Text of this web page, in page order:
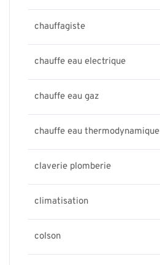
chauffagiste
chauffe eau electrique
chauffe eau gaz
chauffe eau thermodynamique
claverie plomberie
climatisation
colson